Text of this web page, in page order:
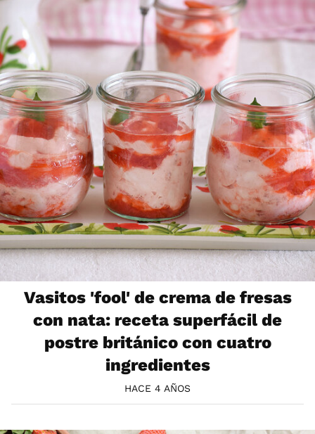
Vasitos 'fool' de crema de fresas
con nata: receta superfácil de
postre británico con cuatro
ingredientes
HACE 4 AÑOS